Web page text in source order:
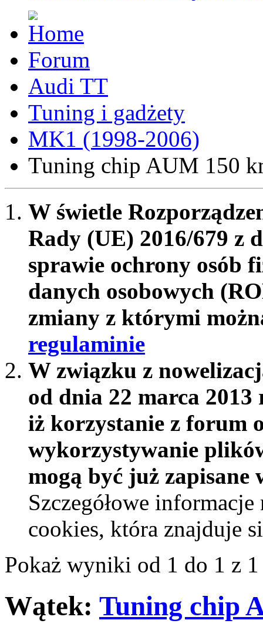
Forum
Audi TT
Tuning i gadżety
MK1 (1998-2006)
Tuning chip AUM 150
W świetle
Rady (UE) 2016/679 z
sprawie ochrony osób
danych osobowych
zmiany z którymi
regulaminie
W związku z
od dnia 22 marca
iż korzystanie z forum
wykorzystywanie
mogą być już
Szczegółowe
cookies, która znajduje
Pokaż wyniki od 1 do 1 z 1
Wątek: Tuning chip